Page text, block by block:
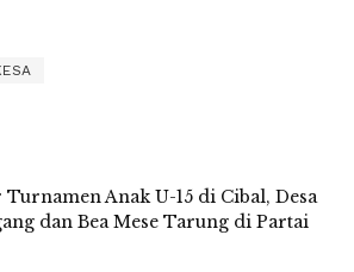
Anak U-15 di Cibal, Desa
dan Bea Mese Tarung di Partai